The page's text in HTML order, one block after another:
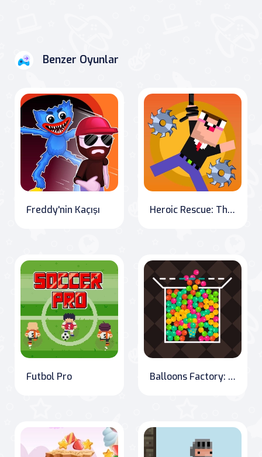
Benzer Oyunlar
Freddy'nin Kaçışı Heroic Rescue: The Noob's Adventure
Futbol Pro Balloons Factory: The Inflation Adventure